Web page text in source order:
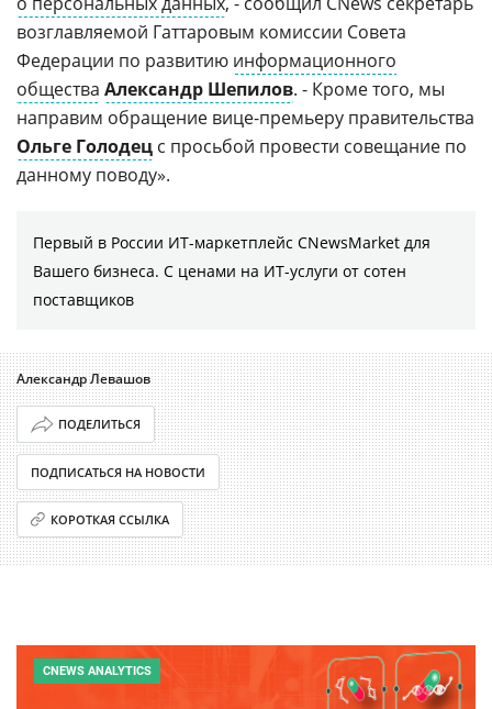
возглавляемой Гаттаровым комиссии Совета
Федерации по развитию информационного
общества Александр Шепилов. - Кроме того, мы
направим обращение вице-премьеру правительства
Ольге Голодец с просьбой провести совещание по
данному поводу».
Первый в России ИТ-маркетплейс CNewsMarket для
Вашего бизнеса. С ценами на ИТ-услуги от сотен
поставщиков
Александр Левашов
ПОДЕЛИТЬСЯ
ПОДПИСАТЬСЯ НА НОВОСТИ
КОРОТКАЯ ССЫЛКА
CNEWS ANALYTICS